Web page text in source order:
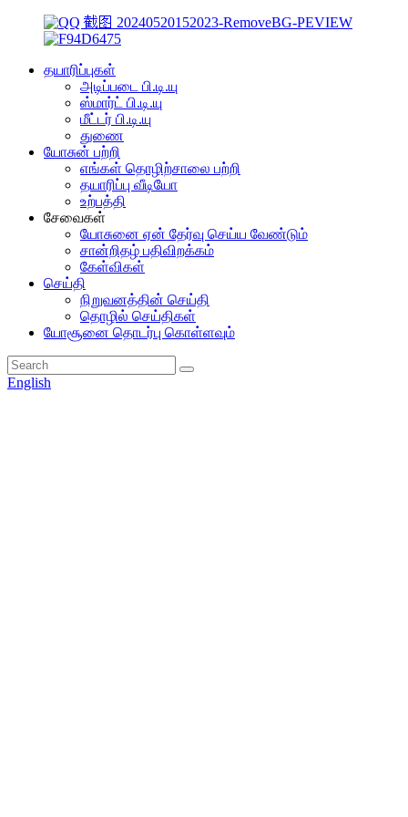
தயாரிப்புகள்
அடிப்படை பி.டி.யு
ஸ்மார்ட் பி.டி.யு
மீட்டர் பி.டி.யு
துணை
யோசுன் பற்றி
எங்கள் தொழிற்சாலை பற்றி
தயாரிப்பு வீடியோ
உற்பத்தி
சேவைகள்
யோசுனை ஏன் தேர்வு செய்ய வேண்டும்
சான்றிதழ் பதிவிறக்கம்
கேள்விகள்
செய்தி
நிறுவனத்தின் செய்தி
தொழில் செய்திகள்
யோசூனை தொடர்பு கொள்ளவும்
English